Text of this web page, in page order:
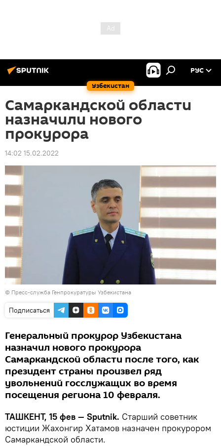
Узбекистан
РУС
Самаркандской области
назначили нового
прокурора
14:02 15.02.2022
© Пресс-служба Генпрокуратуры Узбекистана
Подписаться
Генеральный прокурор Узбекистана
назначил нового прокурора
Самаркандской области после того, как
президент страны произвел ряд
увольнений госслужащих во время
посещения региона 10 февраля.
ТАШКЕНТ, 15 фев — Sputnik. Старший советник
юстиции Жахонгир Хатамов назначен прокурором
Самаркандской области.